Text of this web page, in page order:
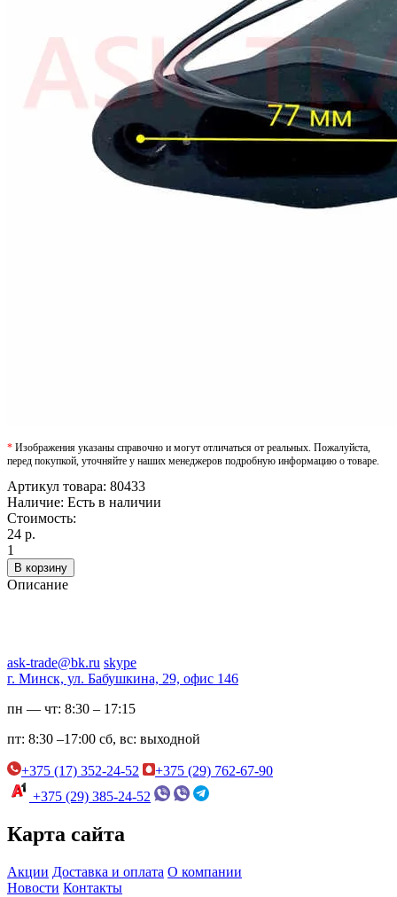
* Изображения указаны справочно и могут отличаться от реальных. Пожалуйста,
перед покупкой, уточняйте у наших менеджеров подробную информацию о товаре.
Артикул товара: 80433
Наличие: Есть в наличии
Стоимость:
24 р.
1
В корзину
Описание
ask-trade@bk.ru skype
г. Минск, ул. Бабушкина, 29, офис 146
пн — чт: 8:30 – 17:15
пт: 8:30 –17:00 сб, вс: выходной
+375 (17) 352-24-52
+375 (29) 762-67-90
+375 (29) 385-24-52
Карта сайта
Акции Доставка и оплата О компании
Новости Контакты